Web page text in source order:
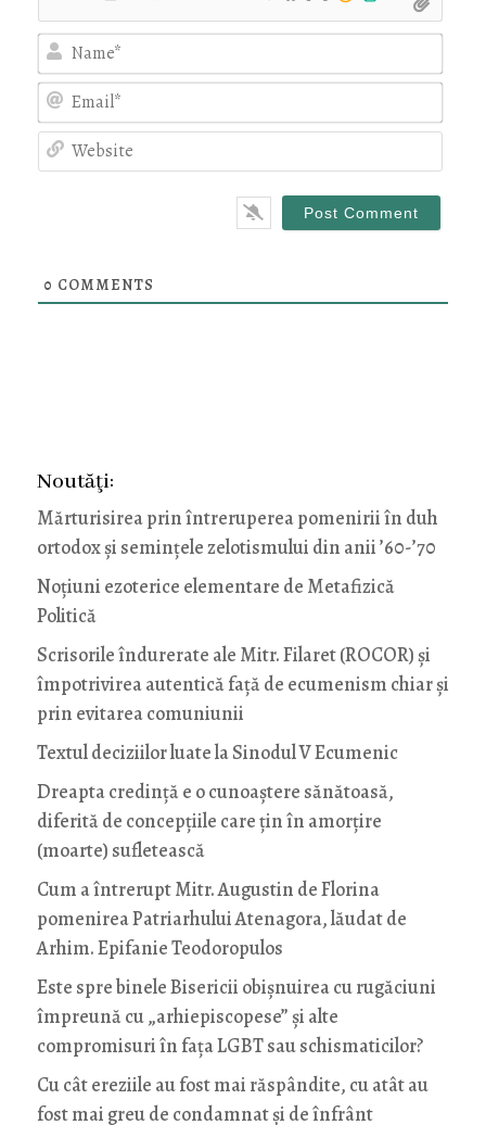
0 COMMENTS
Noutăţi:
Mărturisirea prin întreruperea pomenirii în duh
ortodox și semințele zelotismului din anii ’60-’70
Noţiuni ezoterice elementare de Metafizică
Politică
Scrisorile îndurerate ale Mitr. Filaret (ROCOR) și
împotrivirea autentică față de ecumenism chiar și
prin evitarea comuniunii
Textul deciziilor luate la Sinodul V Ecumenic
Dreapta credință e o cunoaștere sănătoasă,
diferită de concepțiile care țin în amorțire
(moarte) sufletească
Cum a întrerupt Mitr. Augustin de Florina
pomenirea Patriarhului Atenagora, lăudat de
Arhim. Epifanie Teodoropulos
Este spre binele Bisericii obișnuirea cu rugăciuni
împreună cu „arhiepiscopese” și alte
compromisuri în fața LGBT sau schismaticilor?
Cu cât ereziile au fost mai răspândite, cu atât au
fost mai greu de condamnat și de înfrânt